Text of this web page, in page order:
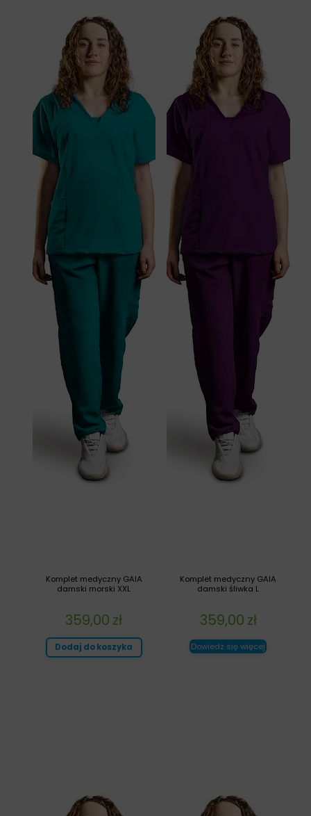
Komplet medyczny GAIA
damski śliwka L
359,00 zł
Dowiedz się więcej
Komplet medyczny GAIA
damski morski XXL
359,00 zł
Dodaj do koszyka